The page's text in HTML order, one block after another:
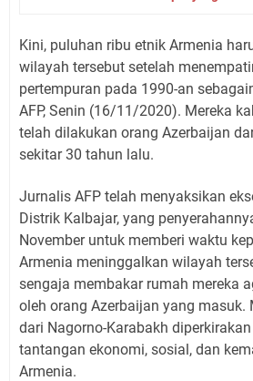
Kini, puluhan ribu etnik Armenia
wilayah tersebut setelah
pertempuran pada 1990-an
AFP, Senin (16/11/2020). Mereka
telah dilakukan orang Azerbaijan
sekitar 30 tahun lalu.
Jurnalis AFP telah menyaksikan
Distrik Kalbajar, yang
November untuk memberi waktu
Armenia meninggalkan wilayah
sengaja membakar rumah mereka
oleh orang Azerbaijan yang masuk.
dari Nagorno-Karabakh
tantangan ekonomi, sosial, dan
Armenia.